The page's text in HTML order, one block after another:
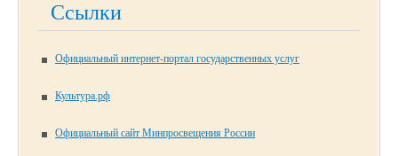
Ссылки
Официальный интернет-портал государственных услуг
Культура.рф
Официальный сайт Минпросвещения России